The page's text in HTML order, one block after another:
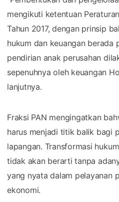
mengikuti ketentuan
Tahun 2017, dengan prinsip
hukum dan keuangan berada
pendirian anak perusahan
sepenuhnya oleh keuangan
lanjutnya.
Fraksi PAN mengingatkan
harus menjadi titik balik bagi
lapangan. Transformasi
tidak akan berarti tanpa
yang nyata dalam pelayanan
ekonomi.